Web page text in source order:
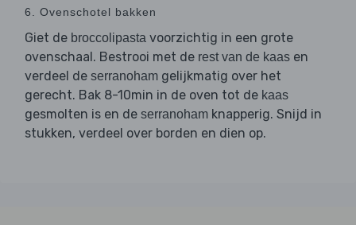
6. Ovenschotel bakken
Giet de broccolipasta voorzichtig in een grote
ovenschaal. Bestrooi met de rest van de kaas en
verdeel de serranoham gelijkmatig over het
gerecht. Bak 8-10min in de oven tot de kaas
gesmolten is en de serranoham knapperig. Snijd in
stukken, verdeel over borden en dien op.